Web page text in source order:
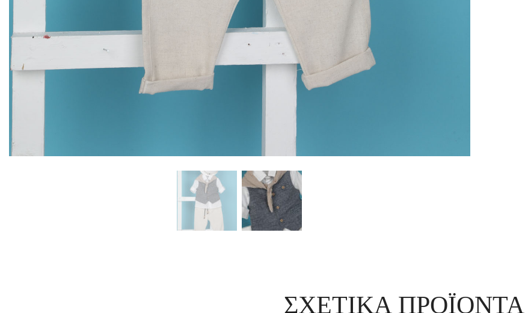
ΣΧΕΤΙΚΆ ΠΡΟΪΌΝΤΑ